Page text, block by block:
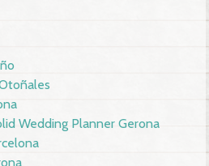
Wedding Planner Gerona